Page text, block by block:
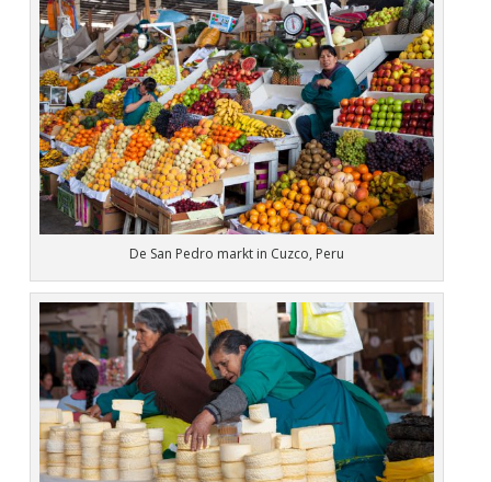
De San Pedro markt in Cuzco, Peru